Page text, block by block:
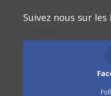
Suivez nous sur les